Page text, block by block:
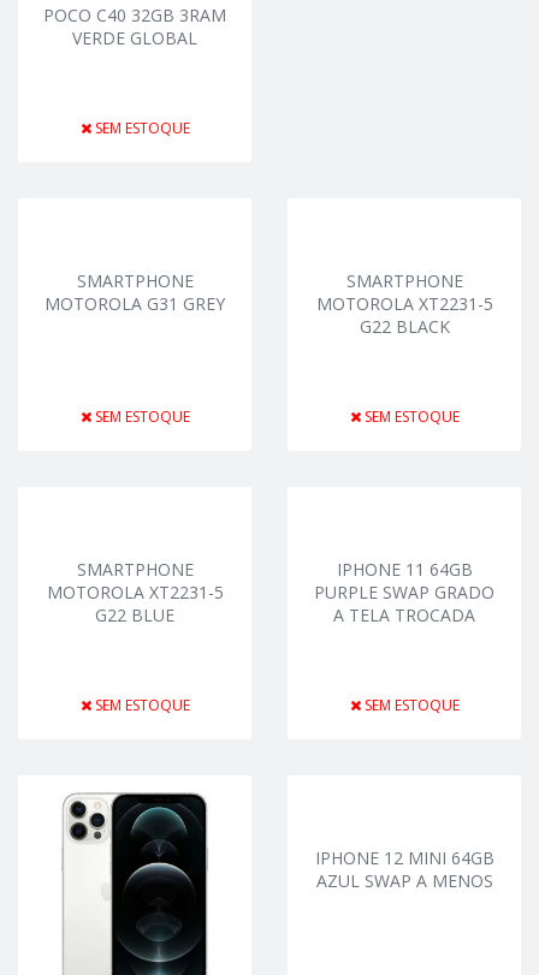
POCO C40 32GB 3RAM
VERDE GLOBAL
SEM ESTOQUE
SMARTPHONE
MOTOROLA G31 GREY
SEM ESTOQUE
SMARTPHONE
MOTOROLA XT2231-5
G22 BLACK
SEM ESTOQUE
SMARTPHONE
MOTOROLA XT2231-5
G22 BLUE
SEM ESTOQUE
IPHONE 11 64GB
PURPLE SWAP GRADO
A TELA TROCADA
SEM ESTOQUE
IPHONE 12 MINI 64GB
AZUL SWAP A MENOS